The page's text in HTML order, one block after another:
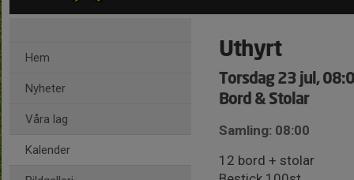
Hem
Nyheter
Våra lag
Kalender
Uthyrt
Torsdag 23 jul,
Bord & Stolar
Samling: 08:00
12 bord + stolar